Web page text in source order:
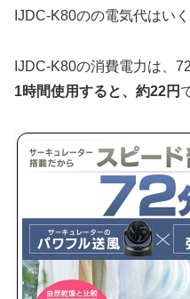
IJDC-K80のの電気代はい
IJDC-K80の消費電力は、
1時間使用すると、約22円